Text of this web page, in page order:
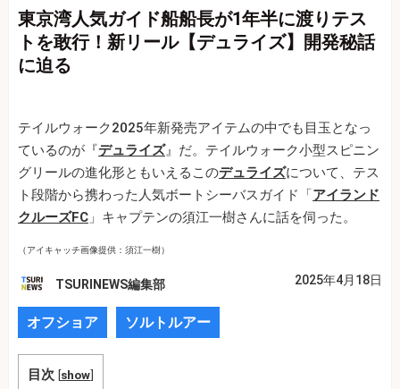
東京湾人気ガイド船船長が1年半に渡りテス
トを敢行！新リール【デュライズ】開発秘話
に迫る
テイルウォーク2025年新発売アイテムの中でも目玉となっ
ているのが『デュライズ』だ。テイルウォーク小型スピニン
グリールの進化形ともいえるこのデュライズについて、テス
ト段階から携わった人気ボートシーバスガイド「アイランド
クルーズFC 」キャプテンの須江一樹さんに話を伺った。
（アイキャッチ画像提供：須江一樹）
TSURINEWS編集部 2025年4月18日
オフショア ソルトルアー
目次 [show]